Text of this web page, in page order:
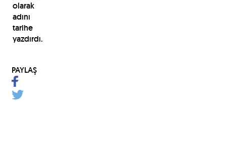
olarak
adını
tarihe
yazdırdı.
PAYLAŞ